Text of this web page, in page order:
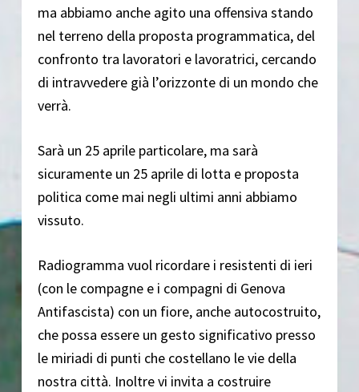
ma abbiamo anche agito una offensiva stando
nel terreno della proposta programmatica, del
confronto tra lavoratori e lavoratrici, cercando
di intravvedere già l’orizzonte di un mondo che
verrà.
Sarà un 25 aprile particolare, ma sarà
sicuramente un 25 aprile di lotta e proposta
politica come mai negli ultimi anni abbiamo
vissuto.
Radiogramma vuol ricordare i resistenti di ieri
(con le compagne e i compagni di Genova
Antifascista) con un fiore, anche autocostruito,
che possa essere un gesto significativo presso
le miriadi di punti che costellano le vie della
nostra città. Inoltre vi invita a costruire